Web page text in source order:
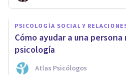
PSICOLOGÍA SOCIAL Y
Cómo ayudar a una
psicología
Atlas Psicólogos